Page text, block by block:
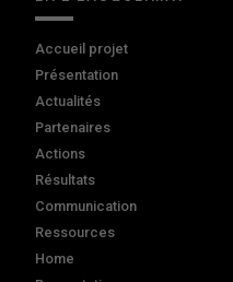
Accueil projet
Présentation
Actualités
Partenaires
Actions
Résultats
Communication
Ressources
Home